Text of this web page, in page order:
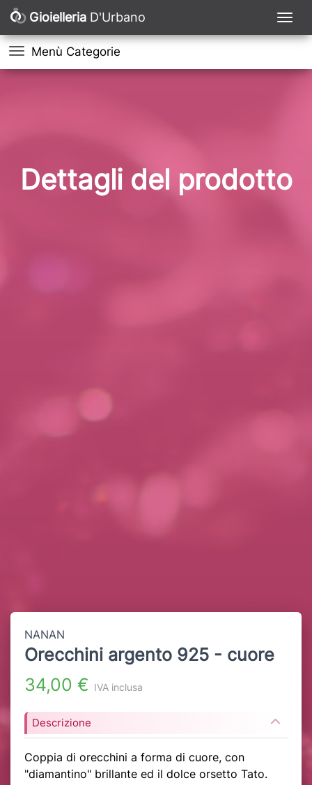
Gioielleria D'Urbano
Menù Categorie
Dettagli del prodotto
NANAN
Orecchini argento 925 - cuore
34,00 € IVA inclusa
Descrizione
Coppia di orecchini a forma di cuore, con
"diamantino" brillante ed il dolce orsetto Tato.